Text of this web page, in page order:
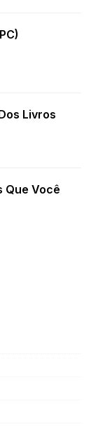
Livros
Que Você